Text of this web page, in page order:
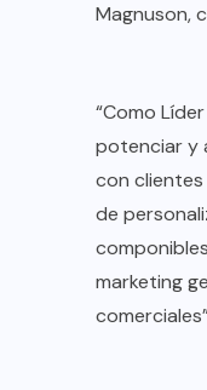
Magnuson,
“Como
potenciar y
con
de
marketing